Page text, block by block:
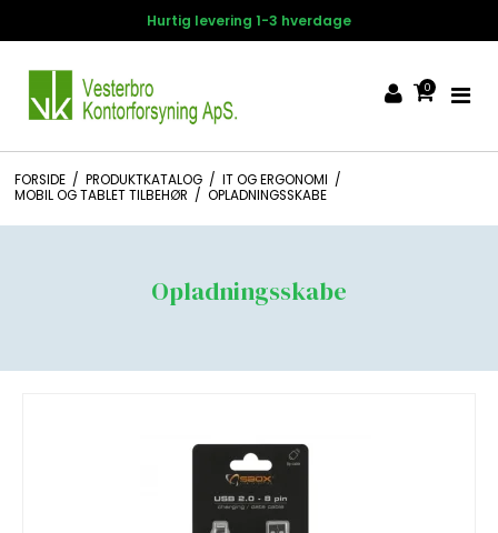
Hurtig levering 1-3 hverdage
0
FORSIDE / PRODUKTKATALOG / IT OG ERGONOMI /
MOBIL OG TABLET TILBEHØR / OPLADNINGSSKABE
Opladningsskabe